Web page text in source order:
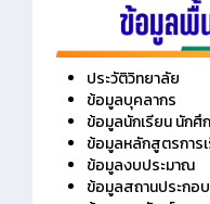
ประวัติวิทยาลัย
ข้อมูลบุคลากร
ข้อมูลนักเรียน นักศึ
ข้อมูลหลักสูตรการ
ข้อมูลงบประมาณ
ข้อมูลสถานประกอ